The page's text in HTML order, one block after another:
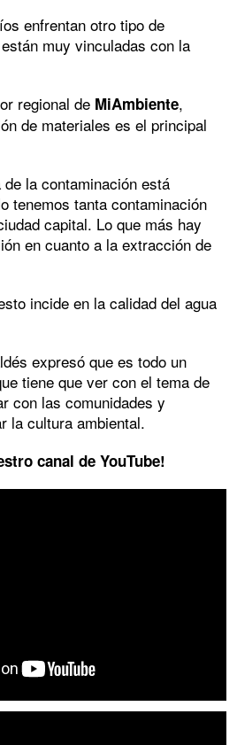
enfrentan otro tipo de
muy vinculadas con la
regional de MiAmbiente,
de materiales es el principal
la contaminación está
tenemos tanta contaminación
capital. Lo que más hay
en cuanto a la extracción de
incide en la calidad del agua
expresó que es todo un
tiene que ver con el tema de
con las comunidades y
la cultura ambiental.
canal de YouTube!